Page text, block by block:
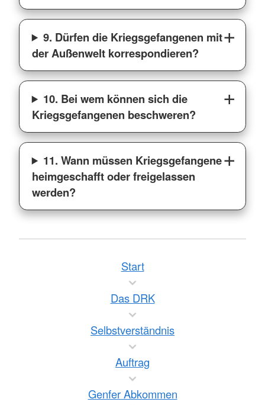
9. Dürfen die Kriegsgefangenen mit
der Außenwelt korrespondieren?
10. Bei wem können sich die
Kriegsgefangenen beschweren?
11. Wann müssen Kriegsgefangene
heimgeschafft oder freigelassen
werden?
Start
Das DRK
Selbstverständnis
Auftrag
Genfer Abkommen